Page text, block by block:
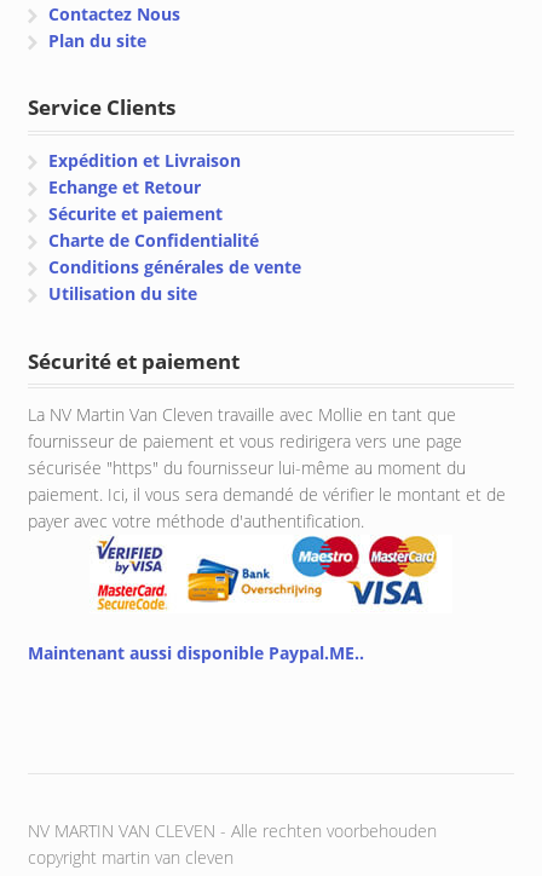
Contactez Nous
Plan du site
Service Clients
Expédition et Livraison
Echange et Retour
Sécurite et paiement
Charte de Confidentialité
Conditions générales de vente
Utilisation du site
Sécurité et paiement
La NV Martin Van Cleven travaille avec Mollie en tant que
fournisseur de paiement et vous redirigera vers une page
sécurisée "https" du fournisseur lui-même au moment du
paiement. Ici, il vous sera demandé de vérifier le montant et de
payer avec votre méthode d'authentification.
Maintenant aussi disponible Paypal.ME..
NV MARTIN VAN CLEVEN - Alle rechten voorbehouden
copyright martin van cleven